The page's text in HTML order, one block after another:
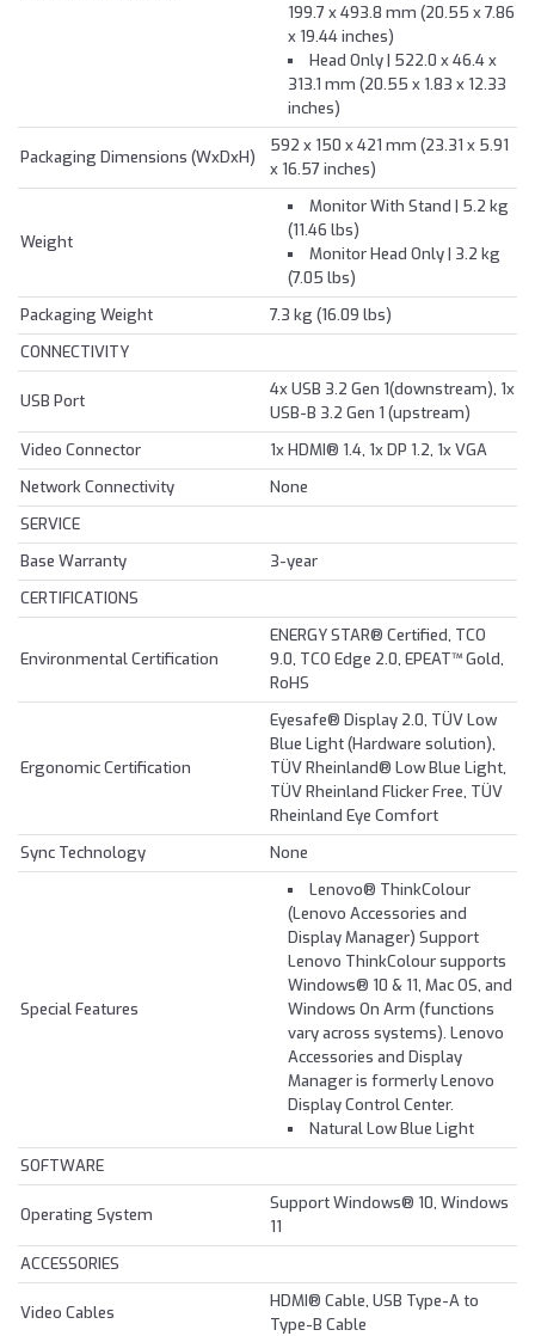
199.7 x 493.8 mm (20.55 x 7.86
x 19.44 inches)
Head Only | 522.0 x 46.4 x
313.1 mm (20.55 x 1.83 x 12.33
inches)
Packaging Dimensions (WxDxH)
592 x 150 x 421 mm (23.31 x 5.91
x 16.57 inches)
Weight
Monitor With Stand | 5.2 kg
(11.46 lbs)
Monitor Head Only | 3.2 kg
(7.05 lbs)
Packaging Weight
7.3 kg (16.09 lbs)
CONNECTIVITY
USB Port
4x USB 3.2 Gen 1(downstream), 1x
USB-B 3.2 Gen 1 (upstream)
Video Connector
1x HDMI® 1.4, 1x DP 1.2, 1x VGA
Network Connectivity
None
SERVICE
Base Warranty
3-year
CERTIFICATIONS
Environmental Certification
ENERGY STAR® Certified, TCO
9.0, TCO Edge 2.0, EPEAT™ Gold,
RoHS
Ergonomic Certification
Eyesafe® Display 2.0, TÜV Low
Blue Light (Hardware solution),
TÜV Rheinland® Low Blue Light,
TÜV Rheinland Flicker Free, TÜV
Rheinland Eye Comfort
Sync Technology
None
Special Features
Lenovo® ThinkColour
(Lenovo Accessories and
Display Manager) Support
Lenovo ThinkColour supports
Windows® 10 & 11, Mac OS, and
Windows On Arm (functions
vary across systems). Lenovo
Accessories and Display
Manager is formerly Lenovo
Display Control Center.
Natural Low Blue Light
SOFTWARE
Operating System
Support Windows® 10, Windows
11
ACCESSORIES
Video Cables
HDMI® Cable, USB Type-A to
Type-B Cable